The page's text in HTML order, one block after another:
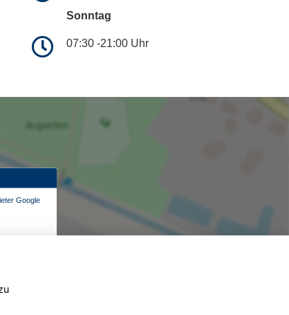
Sonntag
07:30 -21:00 Uhr
Google